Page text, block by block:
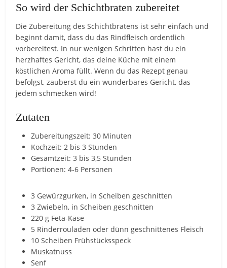
So wird der Schichtbraten zubereitet
Die Zubereitung des Schichtbratens ist sehr einfach und
beginnt damit, dass du das Rindfleisch ordentlich
vorbereitest. In nur wenigen Schritten hast du ein
herzhaftes Gericht, das deine Küche mit einem
köstlichen Aroma füllt. Wenn du das Rezept genau
befolgst, zauberst du ein wunderbares Gericht, das
jedem schmecken wird!
Zutaten
Zubereitungszeit: 30 Minuten
Kochzeit: 2 bis 3 Stunden
Gesamtzeit: 3 bis 3,5 Stunden
Portionen: 4-6 Personen
3 Gewürzgurken, in Scheiben geschnitten
3 Zwiebeln, in Scheiben geschnitten
220 g Feta-Käse
5 Rinderrouladen oder dünn geschnittenes Fleisch
10 Scheiben Frühstücksspeck
Muskatnuss
Senf